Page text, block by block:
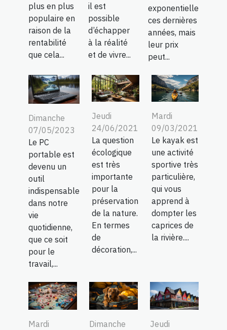
plus en plus
populaire en
raison de la
rentabilité
que cela...
il est
possible
d’échapper
à la réalité
et de vivre...
exponentielle
ces dernières
années, mais
leur prix
peut...
Dimanche
07/05/2023
Le PC
portable est
devenu un
outil
indispensable
dans notre
vie
quotidienne,
que ce soit
pour le
travail,...
Jeudi
24/06/2021
La question
écologique
est très
importante
pour la
préservation
de la nature.
En termes
de
décoration,...
Mardi
09/03/2021
Le kayak est
une activité
sportive très
particulière,
qui vous
apprend à
dompter les
caprices de
la rivière....
Mardi
Dimanche
Jeudi